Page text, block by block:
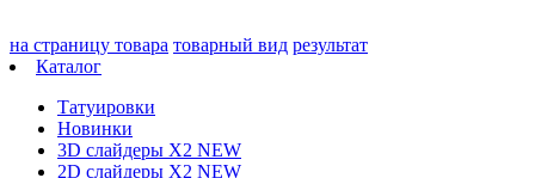
на страницу товара товарный вид результат
Каталог
Татуировки
Новинки
3D слайдеры X2 NEW
2D слайдеры X2 NEW